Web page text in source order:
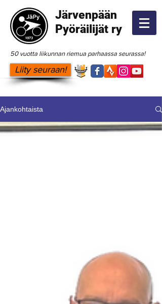
Järvenpään
Pyöräilijät ry
50 vuotta liikunnan riemua parhaassa seurassa!
Liity seuraan!
Ajankohtaista